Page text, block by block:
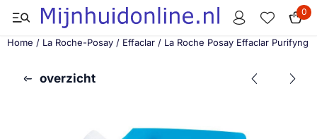
Cookievoorkeuren zijn momenteel gesloten. 0
Home / La Roche-Posay / Effaclar / La Roche Posay Effaclar Purifyng
overzicht